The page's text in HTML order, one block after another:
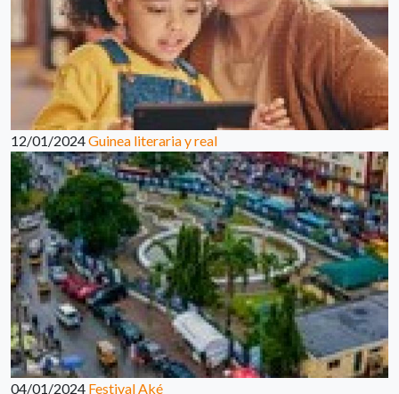
12/01/2024Guinea literaria y real
04/01/2024 Festival Aké